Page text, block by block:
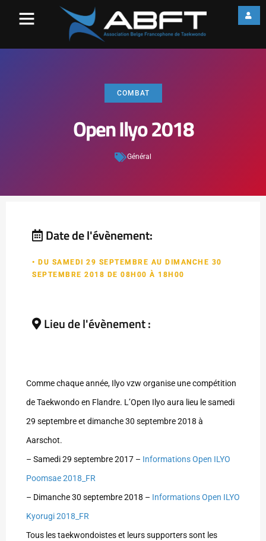
COMBAT
Open Ilyo 2018
Général
Date de l'évènement:
• DU SAMEDI 29 SEPTEMBRE AU DIMANCHE 30
SEPTEMBRE 2018 DE 08H00 À 18H00
Lieu de l'évènement :
Comme chaque année, Ilyo vzw organise une compétition
de Taekwondo en Flandre. L’Open Ilyo aura lieu le samedi
29 septembre et dimanche 30 septembre 2018 à
Aarschot.
– Samedi 29 septembre 2017 – Informations Open ILYO
Poomsae 2018_FR
– Dimanche 30 septembre 2018 – Informations Open ILYO
Kyorugi 2018_FR
Tous les taekwondoistes et leurs supporters sont les